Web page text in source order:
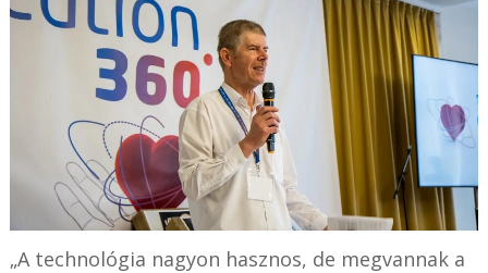
„A technológia nagyon hasznos, de megvannak a